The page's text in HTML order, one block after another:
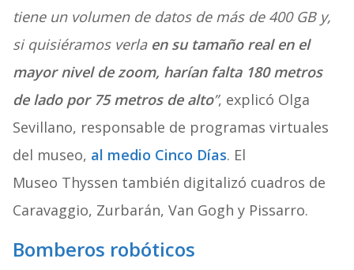
tiene un volumen de datos de más de 400 GB y,
si quisiéramos verla en su tamaño real en el
mayor nivel de zoom, harían falta 180 metros
de lado por 75 metros de alto”, explicó Olga
Sevillano, responsable de programas virtuales
del museo, al medio Cinco Días. El
Museo Thyssen también digitalizó cuadros de
Caravaggio, Zurbarán, Van Gogh y Pissarro.
Bomberos robóticos